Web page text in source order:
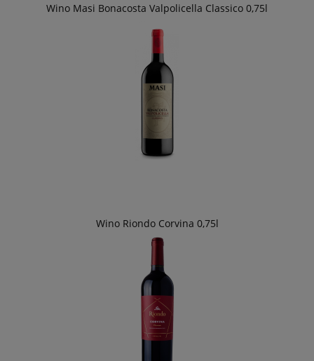
Wino Masi Bonacosta Valpolicella Classico 0,75l
Wino Riondo Corvina 0,75l